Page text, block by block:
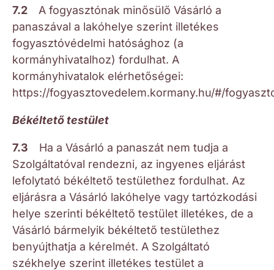
7.2 A fogyasztónak minősülő Vásárló a
panaszával a lakóhelye szerint illetékes
fogyasztóvédelmi hatósághoz (a
kormányhivatalhoz) fordulhat. A
kormányhivatalok elérhetőségei:
https://fogyasztovedelem.kormany.hu/#/
Békéltető testület
7.3 Ha a Vásárló a panaszát nem tudja a
Szolgáltatóval rendezni, az ingyenes eljárást
lefolytató békéltető testülethez fordulhat. Az
eljárásra a Vásárló lakóhelye vagy tartózkodási
helye szerinti békéltető testület illetékes, de a
Vásárló bármelyik békéltető testülethez
benyújthatja a kérelmét. A Szolgáltató
székhelye szerint illetékes testület a